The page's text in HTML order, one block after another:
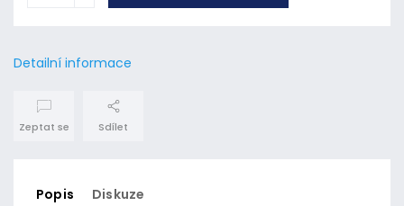
Detailní informace
Zeptat se Sdílet
Popis Diskuze